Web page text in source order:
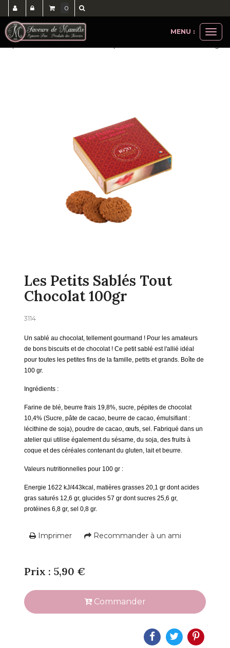
le
MENU :
épicerie sucrée
Les Petits Sablés Tout
Chocolat 100gr
3114
Un sablé au chocolat, tellement gourmand ! Pour les amateurs
de bons biscuits et de chocolat !Ce petit sablé est l'allié idéal
pour toutes les petites fins de la famille, petits et grands. Boîte de
100 gr.
Ingrédients :
Farine de blé, beurre frais 19,8%, sucre, pépites de chocolat
10,4% (Sucre, pâte de cacao, beurre de cacao, émulsifiant :
lécithine de soja), poudre de cacao, œufs, sel. Fabriqué dans un
atelier qui utilise également du sésame, du soja, des fruits à
coque et des céréales contenant du gluten, lait et beurre.
Valeurs nutritionnelles pour 100 gr :
Energie 1622 kJ/443kcal, matières grasses 20,1 gr dont acides
gras saturés 12,6 gr, glucides 57 gr dont sucres 25,6 gr,
protéines 6,8 gr, sel 0,8 gr.
Imprimer Recommander à un ami
Prix : 5,90 €
Commander
0